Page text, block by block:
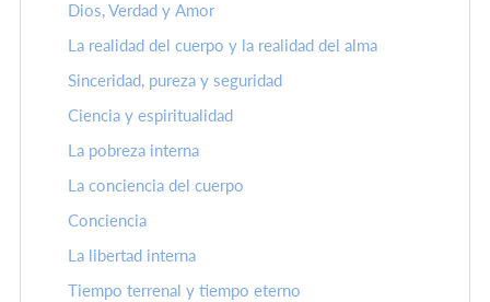
Dios, Verdad y Amor
La realidad del cuerpo y la realidad del alma
Sinceridad, pureza y seguridad
Ciencia y espiritualidad
La pobreza interna
La conciencia del cuerpo
Conciencia
La libertad interna
Tiempo terrenal y tiempo eterno